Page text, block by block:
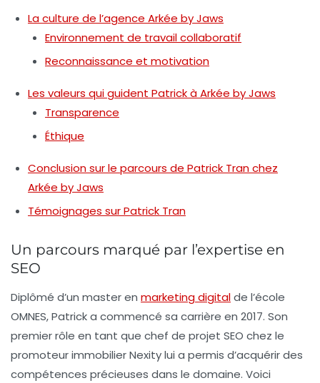
La culture de l’agence Arkée by Jaws
Environnement de travail collaboratif
Reconnaissance et motivation
Les valeurs qui guident Patrick à Arkée by Jaws
Transparence
Éthique
Conclusion sur le parcours de Patrick Tran chez
Arkée by Jaws
Témoignages sur Patrick Tran
Un parcours marqué par l’expertise en
SEO
Diplômé d’un master en marketing digitalde l’école
OMNES, Patrick a commencé sa carrière en 2017. Son
premier rôle en tant que chef de projet SEO chez le
promoteur immobilier Nexity lui a permis d’acquérir des
compétences précieuses dans le domaine. Voici